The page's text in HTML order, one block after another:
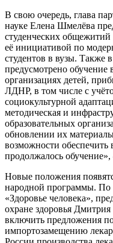
В свою очередь, глава
науке Елена Шмелёва
студенческих
её инициативой по
студентов в вузы. Также
предусмотрено обучение
организациях детей,
ЛДНР, в том числе с
социокультурной
методическая и
образовательных
обновлении их
возможности обеспечить
продолжалось
Новые положения
народной программы. По
«Здоровье человека»,
охране здоровья
включить предложения
импортозамещению